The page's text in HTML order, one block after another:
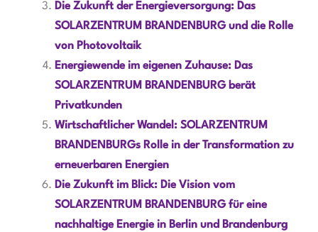
Die Zukunft der Energieversorgung: Das
SOLARZENTRUM BRANDENBURG und die Rolle
von Photovoltaik
Energiewende im eigenen Zuhause: Das
SOLARZENTRUM BRANDENBURG berät
Privatkunden
Wirtschaftlicher Wandel: SOLARZENTRUM
BRANDENBURGs Rolle in der Transformation zu
erneuerbaren Energien
Die Zukunft im Blick: Die Vision vom
SOLARZENTRUM BRANDENBURG für eine
nachhaltige Energie in Berlin und Brandenburg